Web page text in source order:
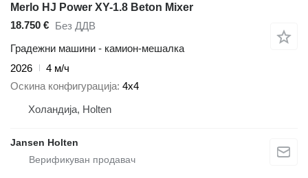
Merlo HJ Power XY-1.8 Beton Mixer
18.750 € Без ДДВ
Градежни машини - камион-мешалка
2026
4 м/ч
Оскина конфигурација 4x4
Холандија, Holten
Jansen Holten